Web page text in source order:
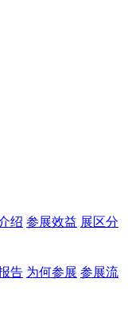
绍 参展效益 展区分
告 为何参展 参展流